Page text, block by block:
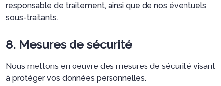
responsable de traitement, ainsi que de nos éventuels
sous-traitants.
8. Mesures de sécurité
Nous mettons en oeuvre des mesures de sécurité visant
à protéger vos données personnelles.